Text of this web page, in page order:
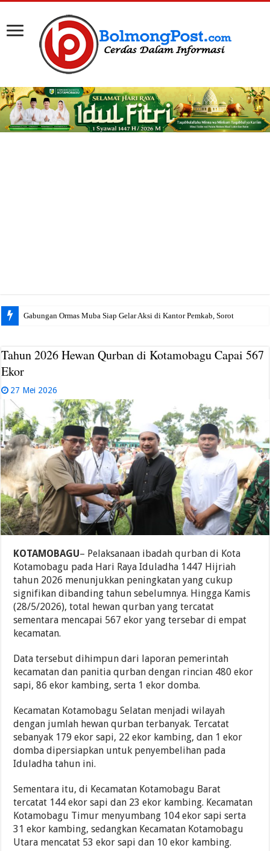
Tahun 2026 Hewan Qurban di Kotamobagu Capai 567
Ekor
27 Mei 2026
KOTAMOBAGU– Pelaksanaan ibadah qurban di Kota
Kotamobagu pada Hari Raya Iduladha 1447 Hijriah
tahun 2026 menunjukkan peningkatan yang cukup
signifikan dibanding tahun sebelumnya. Hingga Kamis
(28/5/2026), total hewan qurban yang tercatat
sementara mencapai 567 ekor yang tersebar di empat
kecamatan.
Data tersebut dihimpun dari laporan pemerintah
kecamatan dan panitia qurban dengan rincian 480 ekor
sapi, 86 ekor kambing, serta 1 ekor domba.
Kecamatan Kotamobagu Selatan menjadi wilayah
dengan jumlah hewan qurban terbanyak. Tercatat
sebanyak 179 ekor sapi, 22 ekor kambing, dan 1 ekor
domba dipersiapkan untuk penyembelihan pada
Iduladha tahun ini.
Sementara itu, di Kecamatan Kotamobagu Barat
tercatat 144 ekor sapi dan 23 ekor kambing. Kecamatan
Kotamobagu Timur menyumbang 104 ekor sapi serta
31 ekor kambing, sedangkan Kecamatan Kotamobagu
Utara mencatat 53 ekor sapi dan 10 ekor kambing.